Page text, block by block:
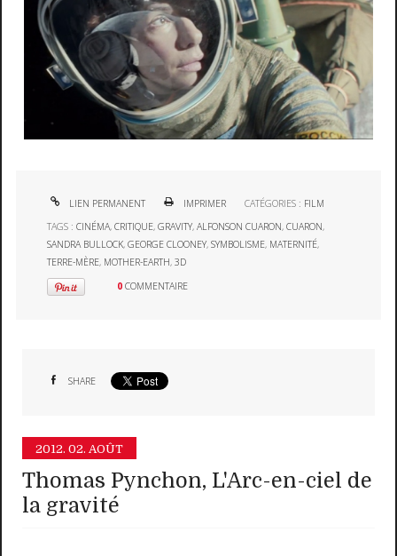
LIEN PERMANENT IMPRIMER CATÉGORIES : FILM
TAGS :CINÉMA,CRITIQUE,GRAVITY,ALFONSON CUARON,CUARON,
SANDRA BULLOCK,GEORGE CLOONEY,SYMBOLISME, MATERNITÉ,
TERRE-MÈRE, MOTHER-EARTH,3D
0 COMMENTAIRE
SHARE
2012. 02. AOÛT
Thomas Pynchon, L'Arc-en-ciel de
la gravité